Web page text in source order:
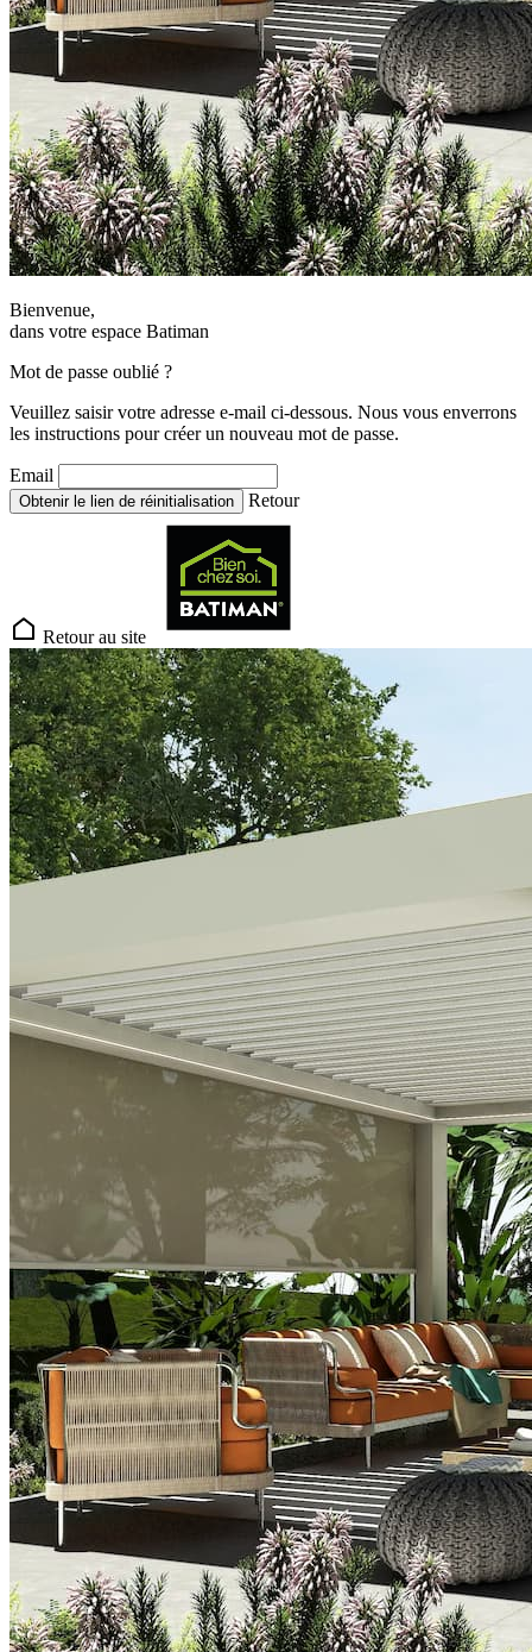
Bienvenue,
dans votre espace Batiman
Mot de passe oublié ?
Veuillez saisir votre adresse e-mail ci-dessous. Nous vous enverrons
les instructions pour créer un nouveau mot de passe.
Email
Obtenir le lien de réinitialisation Retour
Retour au site